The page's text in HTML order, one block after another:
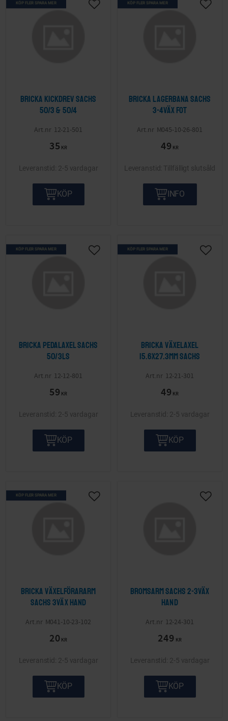
Bricka kickdrev Sachs
50/3 & 50/4
12-21-501
35 KR
KÖP FLER SPARA MER
Lägg till i önskelista
2-5 vardagar
KÖP
Bricka lagerbana Sachs
3-4väx fot
M045-10-26-801
49 KR
KÖP FLER SPARA MER
Lägg
Tillfälligt slutsåld
INFO
Bricka pedalaxel Sachs
50/3LS
12-12-801
59 KR
KÖP FLER SPARA MER
Lägg till i önskelista
2-5 vardagar
KÖP
Bricka växelaxel
15.6x27.3mm Sachs
12-21-301
49 KR
KÖP FLER SPARA MER
Lägg
2-5 vardagar
KÖP
Bricka växelförararm
Sachs 3väx hand
M041-10-23-102
20 KR
KÖP FLER SPARA MER
Lägg till i önskelista
2-5 vardagar
KÖP
Bromsarm Sachs 2-3väx
hand
12-24-301
249 KR
Lägg
2-5 vardagar
KÖP